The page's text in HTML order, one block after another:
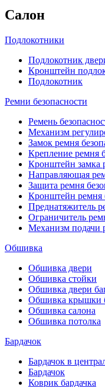
Салон
Подлокотники
Подлокотник
Кронштейн
Подлокотник
Ремни безопасности
Ремень
Механизм
Замок ремня
Крепление ремня
Кронштейн замка
Направляющая
Защита ремня
Кронштейн ремня
Преднатяжитель
Ограничитель
Механизм подачи
Обшивка
Обшивка двери
Обшивка стойки
Обшивка двери
Обшивка крышки
Обшивка салона
Обшивка потолка
Бардачок
Бардачок в
Бардачок
Коврик бардачка